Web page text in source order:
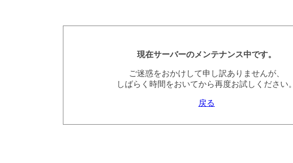
現在サーバーのメンテナンス中です。
ご迷惑をおかけして申し訳ありませんが、
しばらく時間をおいてから再度お試しください。
戻る